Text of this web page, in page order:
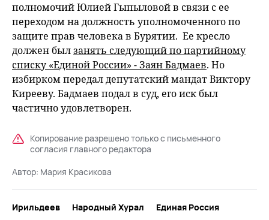
полномочий Юлией Гыпыловой в связи с ее
переходом на должность уполномоченного по
защите прав человека в Бурятии. Ее кресло
должен былзанять следующий по партийному
списку «Единой России» - Заян Бадмаев. Но
избирком передал депутатский мандат Виктору
Кирееву. Бадмаев подал в суд, его иск был
частично удовлетворен.
Копирование разрешено только с письменного
согласия главного редактора
Автор: Мария Красикова
Ирильдеев Народный Хурал Единая Россия